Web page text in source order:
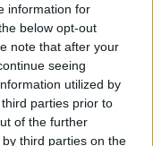
information for
below opt-out
note that after your
seeing
utilized by
parties prior to
of the further
third parties on the
Κακολύρης
Πρωτάθλημα
με διαφορά
αναδείχθηκε